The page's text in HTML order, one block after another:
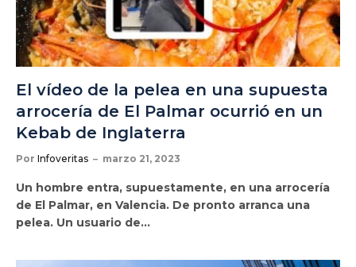
El vídeo de la pelea en una supuesta
arrocería de El Palmar ocurrió en un
Kebab de Inglaterra
Por Infoveritas marzo 21, 2023
Un hombre entra, supuestamente, en una arrocería
de El Palmar, en Valencia. De pronto arranca una
pelea. Un usuario de…